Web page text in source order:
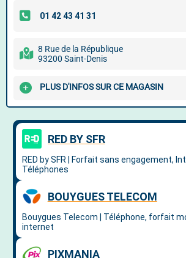
8 Rue de la République
93200 Saint-Denis
PLUS D'INFOS SUR CE MAGASIN